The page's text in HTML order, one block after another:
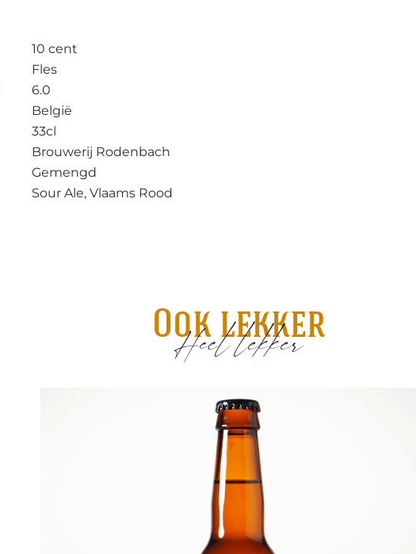
10 cent
Fles
6.0
België
33cl
Brouwerij Rodenbach
Gemengd
Sour Ale, Vlaams Rood
Ook lekker
Heel lekker